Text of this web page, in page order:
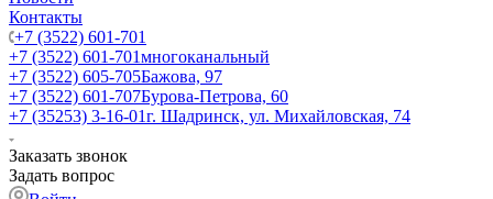
Контакты
+7 (3522) 601-701
+7 (3522) 601-701многоканальный
+7 (3522) 605-705Бажова, 97
+7 (3522) 601-707Бурова-Петрова, 60
+7 (35253) 3-16-01г. Шадринск, ул. Михайловская, 74
Заказать звонок
Задать вопрос